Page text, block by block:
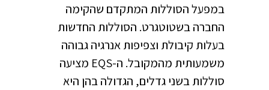
במפעל הסוללות המתקדם שהקימה
החברה בשטוטגרט. הסוללות החדשות
בעלות קיבולת וצפיפות אנרגיה גבוהה
משמעותית מהמקובל. ה-EQS מציעה
סוללות בשני גדלים, הגדולה בהן היא